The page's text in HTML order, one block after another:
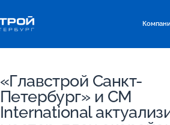
«Главстрой Санкт-
Петербург» и CM
International